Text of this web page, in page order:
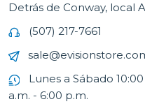
Detrás de Conway, local
(507) 217-7661
Lunes a Sábado 10:00
a.m. - 6:00 p.m.